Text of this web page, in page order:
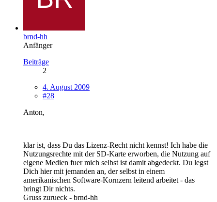
brnd-hh
Anfänger
Beiträge
2
4. August 2009
#28
Anton,
klar ist, dass Du das Lizenz-Recht nicht kennst! Ich habe die
Nutzungsrechte mit der SD-Karte erworben, die Nutzung auf
eigene Medien fuer mich selbst ist damit abgedeckt. Du legst
Dich hier mit jemanden an, der selbst in einem
amerikanischen Software-Kornzern leitend arbeitet - das
bringt Dir nichts.
Gruss zurueck - brnd-hh